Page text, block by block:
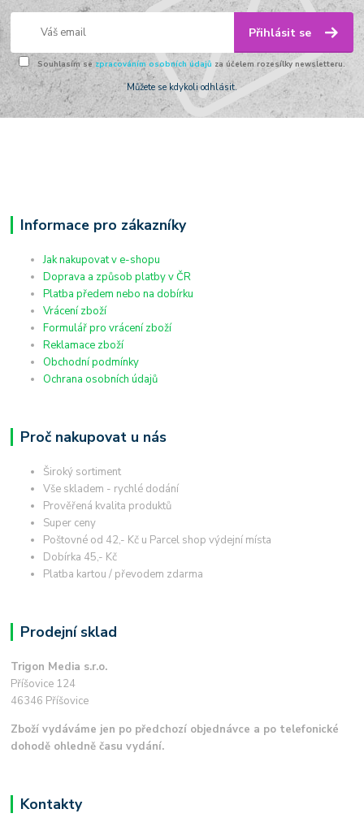
Přihlásit se
Souhlasím se zpracováním osobních údajů za účelem rozesílky newsletteru.
Můžete se kdykoli odhlásit.
Informace pro zákazníky
Jak nakupovat v e-shopu
Doprava a způsob platby v ČR
Platba předem nebo na dobírku
Vrácení zboží
Formulář pro vrácení zboží
Reklamace zboží
Obchodní podmínky
Ochrana osobních údajů
Proč nakupovat u nás
Široký sortiment
Vše skladem - rychlé dodání
Prověřená kvalita produktů
Super ceny
Poštovné od 42,- Kč u Parcel shop výdejní místa
Dobírka 45,- Kč
Platba kartou / převodem zdarma
Prodejní sklad
Trigon Media s.r.o.
Příšovice 124
46346 Příšovice
Zboží vydáváme jen po předchozí objednávce a po telefonické
dohodě ohledně času vydání.
Kontakty